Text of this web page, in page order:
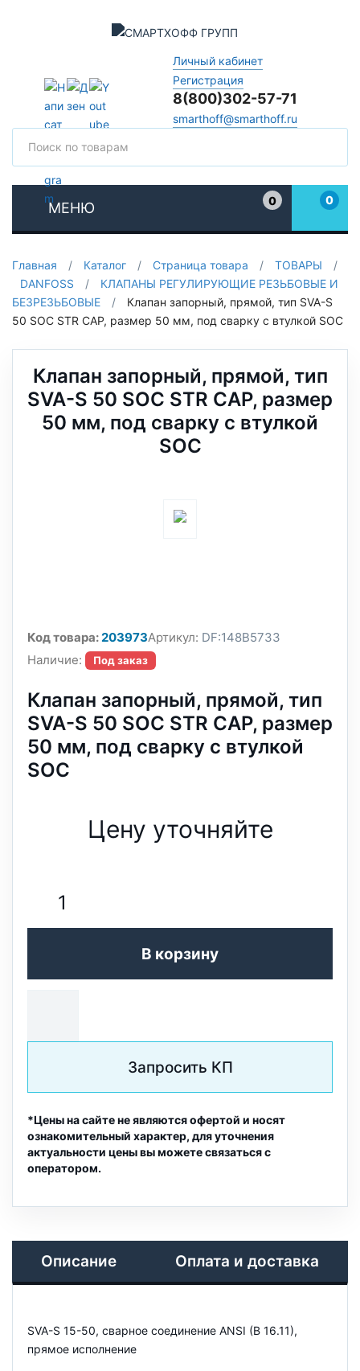
Личный кабинет
Регистрация
8(800)302-57-71
smarthoff@smarthoff.ru
МЕНЮ
0
0
Главная / Каталог / Страница товара / ТОВАРЫ
/
DANFOSS
/
КЛАПАНЫ РЕГУЛИРУЮЩИЕ РЕЗЬБОВЫЕ И
БЕЗРЕЗЬБОВЫЕ
/
Клапан запорный, прямой, тип SVA-S
50 SOC STR CAP, размер 50 мм, под сварку с втулкой SOC
Клапан запорный, прямой, тип
SVA-S 50 SOC STR CAP, размер
50 мм, под сварку с втулкой
SOC
Код товара:203973Артикул: DF:148B5733
Наличие:
Под заказ
Клапан запорный, прямой, тип
SVA-S 50 SOC STR CAP, размер
50 мм, под сварку с втулкой
SOC
Цену уточняйте
В корзину
Запросить КП
*Цены на сайте не являются офертой и носят
ознакомительный характер, для уточнения
актуальности цены вы можете связаться с
оператором.
Описание Оплата и доставка
SVA-S 15-50, сварное соединение ANSI (B 16.11),
прямое исполнение